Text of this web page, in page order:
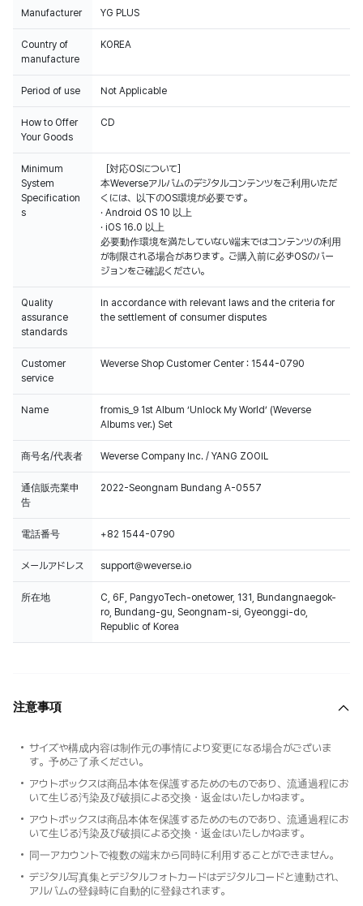
ス分にのみ封入されます。
できるイベントコード入りカードが含まれる予定です(初回生産分限定、KiT
Albumは対象外)。
Manufacturer YG PLUS
Country of
manufacture
KOREA
Period of use Not Applicable
How to Offer
Your Goods
CD
Minimum
System
Specification
s
［対応OSについて］
本Weverseアルバムのデジタルコンテンツをご利用いただ
くには、以下のOS環境が必要です。
· Android OS 10 以上
· iOS 16.0 以上
必要動作環境を満たしていない端末ではコンテンツの利用
が制限される場合があります。ご購入前に必ずOSのバー
ジョンをご確認ください。
Quality
assurance
standards
In accordance with relevant laws and the criteria for
the settlement of consumer disputes
Customer
service
Weverse Shop Customer Center : 1544-0790
Name
fromis_9 1st Album ‘Unlock My World’ (Weverse
Albums ver.) Set
商号名/代表者 Weverse Company Inc. / YANG ZOOIL
通信販売業申
告
2022-Seongnam Bundang A-0557
電話番号 +82 1544-0790
メールアドレス support@weverse.io
所在地
C, 6F, PangyoTech-onetower, 131, Bundangnaegok-
ro, Bundang-gu, Seongnam-si, Gyeonggi-do,
Republic of Korea
注意事項
サイズや構成内容は制作元の事情により変更になる場合がございま
す。予めご了承ください。
アウトボックスは商品本体を保護するためのものであり、流通過程にお
いて生じる汚染及び破損による交換・返金はいたしかねます。
アウトボックスは商品本体を保護するためのものであり、流通過程にお
いて生じる汚染及び破損による交換・返金はいたしかねます。
同一アカウントで複数の端末から同時に利用することができません。
デジタル写真集とデジタルフォトカードはデジタルコードと連動され、
アルバムの登録時に自動的に登録されます。